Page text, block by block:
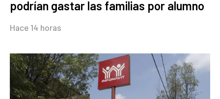
podrían gastar las familias por alumno
Hace 14 horas